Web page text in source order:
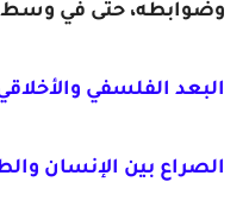
وضوابطه، حتى في
البعد الفلسفي
الصراع بين الإنسان